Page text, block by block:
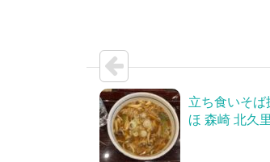
立ち食いそば
ほ 森崎 北久